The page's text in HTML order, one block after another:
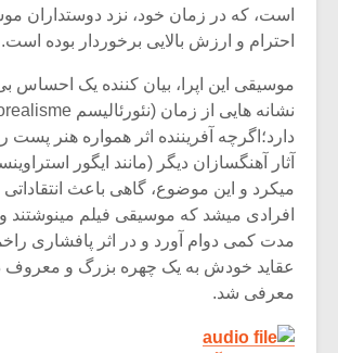
است، که در زمان خود، نزد دوستداران
احترام و ارزش بالایی برخوردار بوده است.
موسیقی این اپرا، بیان کننده یک احساس
دارد؛اگرچه آفریننده اثر همواره هنر پست
آثار آهنگسازان دیگر (مانند ایگور
میکرد و این موضوع، گاهی باعث
افرادی میشد که موسیقی فیلم مینوشتند
مدت کمی دوام آورد و در اثر پافشاری
عقاید خودش به یک چهره بزرگ و معروف
معرفی شد.